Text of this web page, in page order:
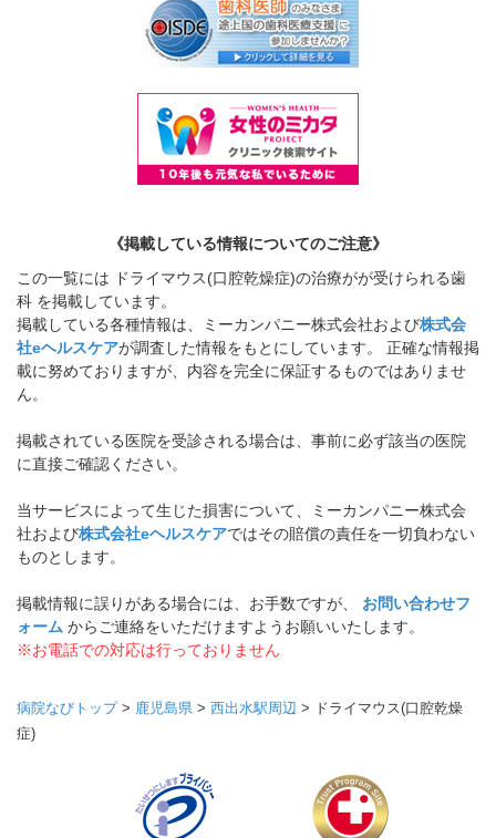
《掲載している情報についてのご注意》
この一覧には ドライマウス(口腔乾燥症)の治療がが受けられる歯
科 を掲載しています。
掲載している各種情報は、ミーカンパニー株式会社および株式会
社eヘルスケアが調査した情報をもとにしています。 正確な情報掲
載に努めておりますが、内容を完全に保証するものではありませ
ん。
掲載されている医院を受診される場合は、事前に必ず該当の医院
に直接ご確認ください。
当サービスによって生じた損害について、ミーカンパニー株式会
社および株式会社eヘルスケアではその賠償の責任を一切負わない
ものとします。
掲載情報に誤りがある場合には、お手数ですが、 お問い合わせフ
ォーム からご連絡をいただけますようお願いいたします。
※お電話での対応は行っておりません
病院なびトップ> 鹿児島県 > 西出水駅周辺 > ドライマウス(口腔乾燥
症)